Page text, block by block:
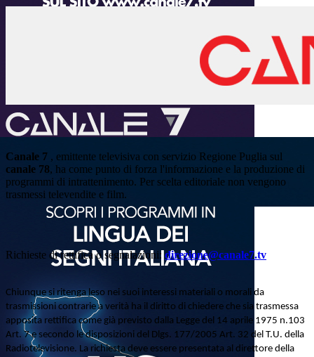
Canale 7 , emittente televisiva con servizio Regione Puglia sul
canale 78, ha come punto di forza l'informazione e la produzione di
programmi di intrattenimento. Per scelta editoriale non vengono
trasmessi televendite e film.
Richieste di rettifica o segnalazioni: direzione@canale7.tv
Chiunque si ritenga leso nei suoi interessi materiali o morali da
trasmissioni contrarie a verità ha il diritto di chiedere che sia trasmessa
apposita rettifica come già previsto dalla Legge del 14 aprile 1975 n.103
Art. 7 e secondo le disposizioni del Dlgs. 177/2005 Art. 32 del T.U. della
Radiotelevisione. La richiesta deve essere presentata al direttore della